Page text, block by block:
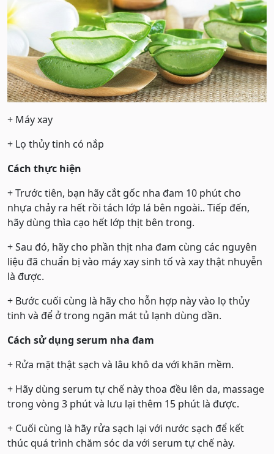
+ Máy xay
+ Lọ thủy tinh có nắp
Cách thực hiện
+ Trước tiên, bạn hãy cắt gốc nha đam 10 phút cho
nhựa chảy ra hết rồi tách lớp lá bên ngoài.. Tiếp đến,
hãy dùng thìa cạo hết lớp thịt bên trong.
+ Sau đó, hãy cho phần thịt nha đam cùng các nguyên
liệu đã chuẩn bị vào máy xay sinh tố và xay thật nhuyễn
là được.
+ Bước cuối cùng là hãy cho hỗn hợp này vào lọ thủy
tinh và để ở trong ngăn mát tủ lạnh dùng dần.
Cách sử dụng serum nha đam
+ Rửa mặt thật sạch và lâu khô da với khăn mềm.
+ Hãy dùng serum tự chế này thoa đều lên da, massage
trong vòng 3 phút và lưu lại thêm 15 phút là được.
+ Cuối cùng là hãy rửa sạch lại với nước sạch để kết
thúc quá trình chăm sóc da với serum tự chế này.